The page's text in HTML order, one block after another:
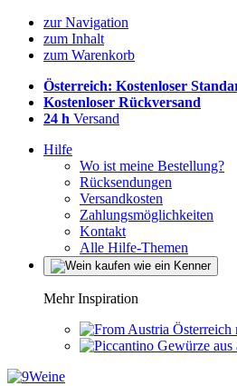
zur Navigation
zum Inhalt
zum Warenkorb
Österreich: Kostenloser
Kostenloser Rückversand
24 h Versand
Hilfe
Wo ist meine Bestellung?
Rücksendungen
Versandkosten
Zahlungsmöglichkeiten
Kontakt
Alle Hilfe-Themen
Mehr Inspiration
Österreich
Gewürze aus